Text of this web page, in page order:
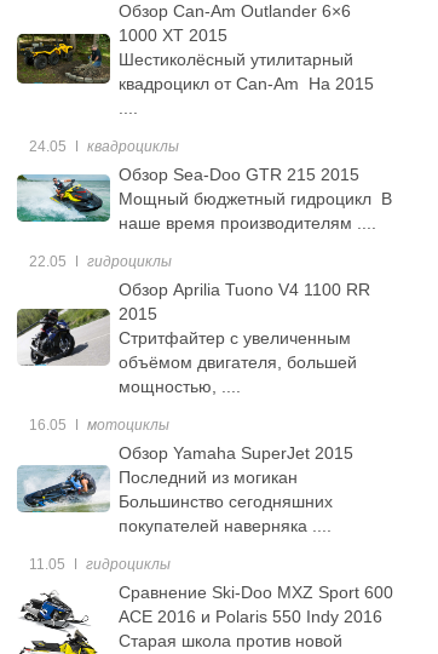
Обзор Can-Am Outlander 6×6
1000 XT 2015
Шестиколёсный утилитарный
квадроцикл от Can-Am На 2015
24.05 квадроциклы
Обзор Sea-Doo GTR 215 2015
Мощный бюджетный гидроцикл В
наше время производителям ....
22.05 гидроциклы
Обзор Aprilia Tuono V4 1100 RR
2015
Стритфайтер с увеличенным
объёмом двигателя, большей
мощностью, ....
16.05 мотоциклы
Обзор Yamaha SuperJet 2015
Последний из могикан
Большинство сегодняшних
покупателей наверняка ....
11.05 гидроциклы
Сравнение Ski-Doo MXZ Sport 600
ACE 2016 и Polaris 550 Indy 2016
Старая школа против новой